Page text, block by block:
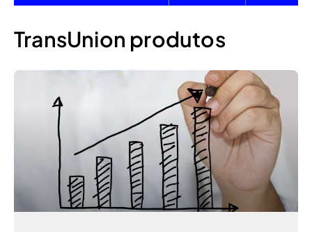
TransUnion produtos